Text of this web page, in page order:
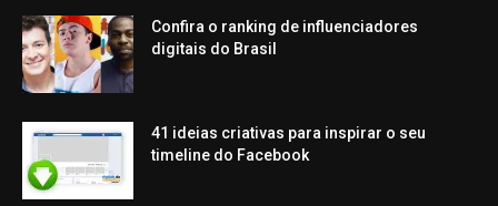
Confira o ranking de influenciadores
digitais do Brasil
41 ideias criativas para inspirar o seu
timeline do Facebook